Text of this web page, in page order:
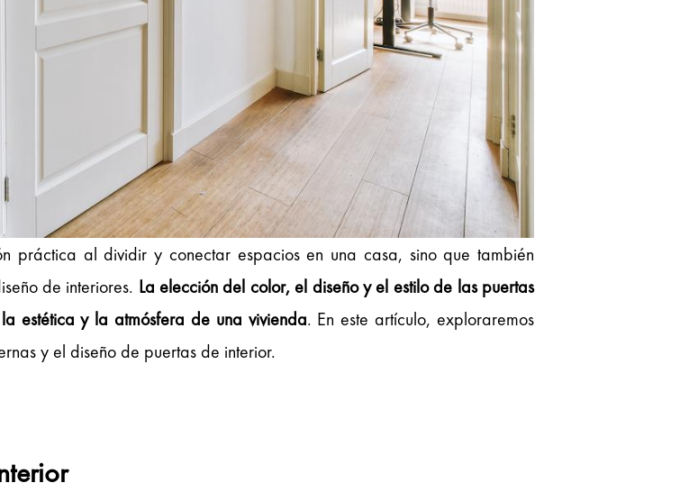
práctica al dividir y conectar espacios en una casa, sino que también
de interiores. La elección del color, el diseño y el estilo de las puertas
estética y la atmósfera de una vivienda. En este artículo, exploraremos
y el diseño de puertas de interior.